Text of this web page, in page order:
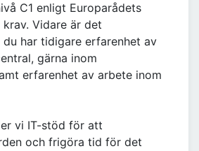
C1 enligt Europarådets
Vidare är det
du har tidigare erfarenhet av
gärna inom
erfarenhet av arbete inom
vi IT-stöd för att
och frigöra tid för det